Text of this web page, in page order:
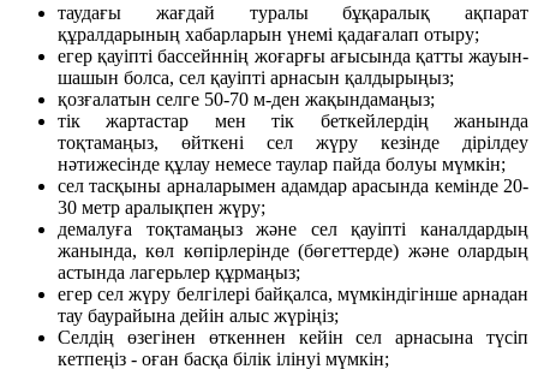
таудағы жағдай туралы бұқаралық ақпарат
құралдарының хабарларын үнемі қадағалап отыру;
егер қауіпті бассейннің жоғарғы ағысында қатты жауын-
шашын болса, сел қауіпті арнасын қалдырыңыз;
қозғалатын селге 50-70 м-ден жақындамаңыз;
тік жартастар мен тік беткейлердің жанында
тоқтамаңыз, өйткені сел жүру кезінде дірілдеу
нәтижесінде құлау немесе таулар пайда болуы мүмкін;
сел тасқыны арналарымен адамдар арасында кемінде 20-
30 метр аралықпен жүру;
демалуға тоқтамаңыз және сел қауіпті каналдардың
жанында, көл көпірлерінде (бөгеттерде) және олардың
астында лагерьлер құрмаңыз;
егер сел жүру белгілері байқалса, мүмкіндігінше арнадан
тау баурайына дейін алыс жүріңіз;
Селдің өзегінен өткеннен кейін сел арнасына түсіп
кетпеңіз - оған басқа білік ілінуі мүмкін;